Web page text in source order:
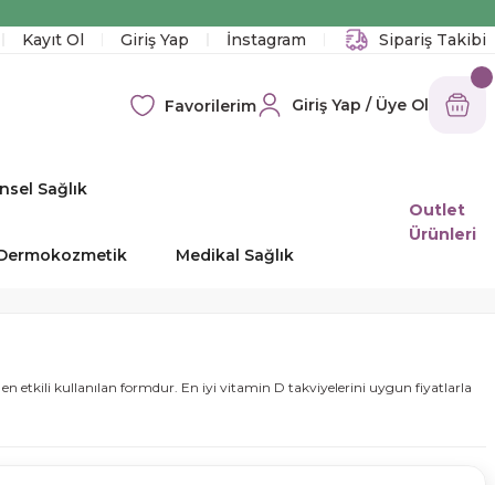
Kayıt Ol
Giriş Yap İnstagram Sipariş Takibi
Favorilerim Giriş Yap / Üye Ol
Sağlık
Medikal Sağlık
Outlet
Ürünleri
en etkili kullanılan formdur. En iyi vitamin D takviyelerini uygun fiyatlarla